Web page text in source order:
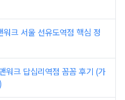
크 서울 선유도역점 핵심 정
워크 답십리역점 꼼꼼 후기 (가